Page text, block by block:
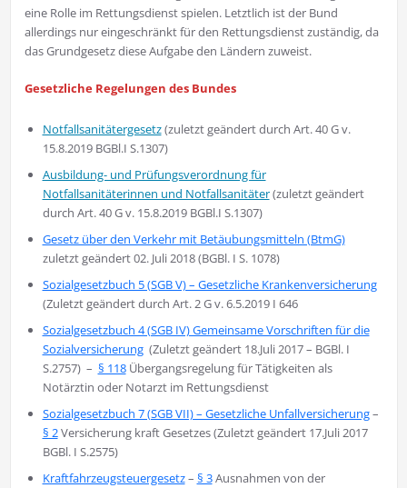
eine Rolle im Rettungsdienst spielen. Letztlich ist der Bund
allerdings nur eingeschränkt für den Rettungsdienst zuständig, da
das Grundgesetz diese Aufgabe den Ländern zuweist.
Gesetzliche Regelungen des Bundes
Notfallsanitätergesetz(zuletzt geändert durch Art. 40 G v.
15.8.2019 BGBl.I S.1307)
Ausbildung- und Prüfungsverordnung für
Notfallsanitäterinnen und Notfallsanitäter(zuletzt geändert
durch Art. 40 G v. 15.8.2019 BGBl.I S.1307)
Gesetz über den Verkehr mit Betäubungsmitteln (BtmG)
zuletzt geändert 02. Juli 2018 (BGBl. I S. 1078)
Sozialgesetzbuch 5 (SGB V) – Gesetzliche Krankenversicherung
(Zuletzt geändert durch Art. 2 G v. 6.5.2019 I 646
Sozialgesetzbuch 4 (SGB IV) Gemeinsame Vorschriften für die
Sozialversicherung(Zuletzt geändert 18.Juli 2017 – BGBl. I
S.2757) – § 118Übergangsregelung für Tätigkeiten als
Notärztin oder Notarzt im Rettungsdienst
Sozialgesetzbuch 7 (SGB VII) – Gesetzliche Unfallversicherung–
§ 2Versicherung kraft Gesetzes (Zuletzt geändert 17.Juli 2017
BGBl. I S.2575)
Kraftfahrzeugsteuergesetz– § 3Ausnahmen von der